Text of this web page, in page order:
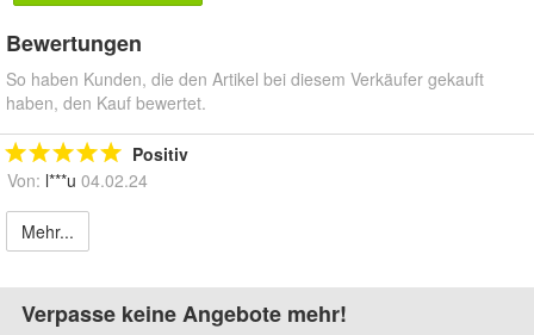
Bewertungen
So haben Kunden, die den Artikel bei diesem Verkäufer gekauft
haben, den Kauf bewertet.
Positiv
Von: l***u 04.02.24
Mehr...
Verpasse keine Angebote mehr!